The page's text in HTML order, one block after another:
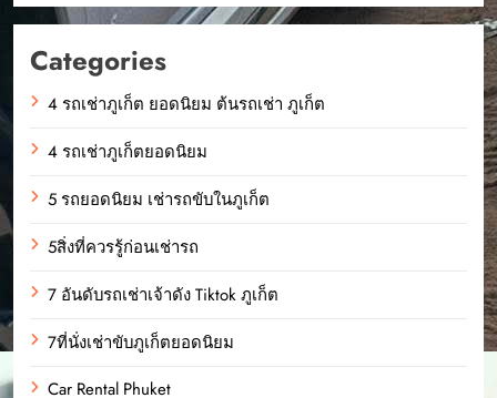
Categories
4 รถเช่าภูเก็ต ยอดนิยม ต้นรถเช่า ภูเก็ต
4 รถเช่าภูเก็ตยอดนิยม
5 รถยอดนิยม เช่ารถขับในภูเก็ต
5สิ่งที่ควรรู้ก่อนเช่ารถ
7 อันดับรถเช่าเจ้าดัง Tiktok ภูเก็ต
7ที่นั่งเช่าขับภูเก็ตยอดนิยม
Car Rental Phuket